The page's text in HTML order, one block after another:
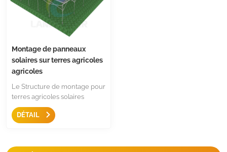
Montage de panneaux
solaires sur terres agricoles
agricoles
Le Structure de montage pour
terres agricoles solaires
Assurer un espacement
suffisant pour la lumière du
haut pour le déplacement des
DÉTAIL